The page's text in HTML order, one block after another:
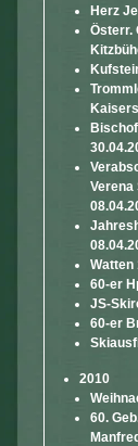
Herz
Österr.
Verena
Watten
60-er
JS-
60-er
2010
60.
Manfred